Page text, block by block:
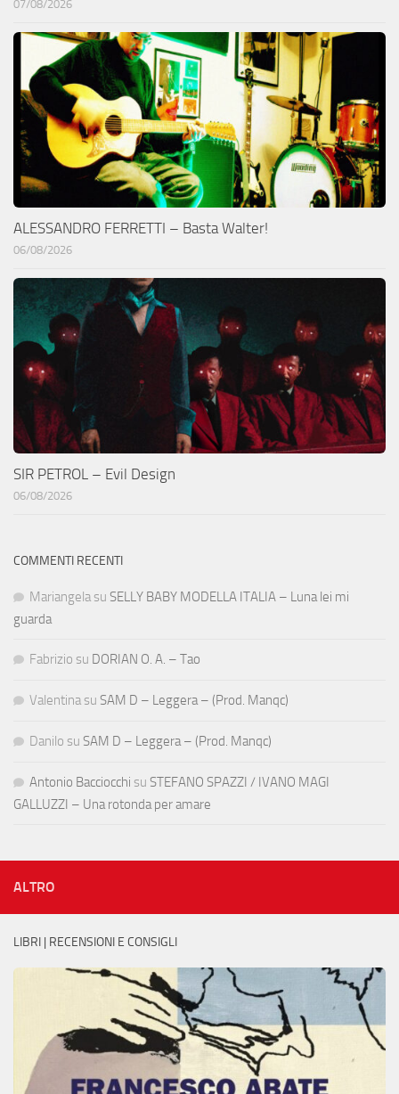
07/08/2026
ALESSANDRO FERRETTI – Basta Walter!
06/08/2026
SIR PETROL – Evil Design
06/08/2026
COMMENTI RECENTI
Mariangela su SELLY BABY MODELLA ITALIA – Luna lei mi
guarda
Fabrizio su DORIAN O. A. – Tao
Valentina su SAM D – Leggera – (Prod. Manqc)
Danilo su SAM D – Leggera – (Prod. Manqc)
Antonio Bacciocchi su STEFANO SPAZZI / IVANO MAGI
GALLUZZI – Una rotonda per amare
ALTRO
LIBRI | RECENSIONI E CONSIGLI